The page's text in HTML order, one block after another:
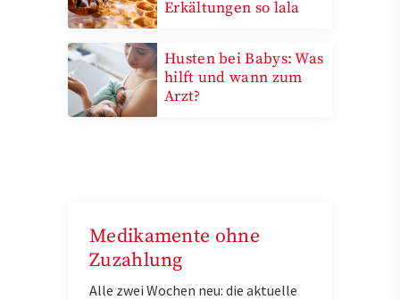
Erkältungen so lala
Husten bei Babys: Was
hilft und wann zum
Arzt?
Medikamente ohne
Zuzahlung
Alle zwei Wochen neu: die aktuelle